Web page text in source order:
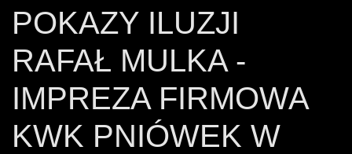
POKAZY ILUZJI
RAFAŁ MULKA -
IMPREZA FIRMOWA
KWK PNIÓWEK W